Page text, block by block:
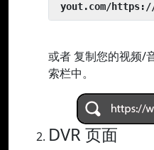
yout.com/https://
或者 复制您的视频/
索栏中。
DVR 页面